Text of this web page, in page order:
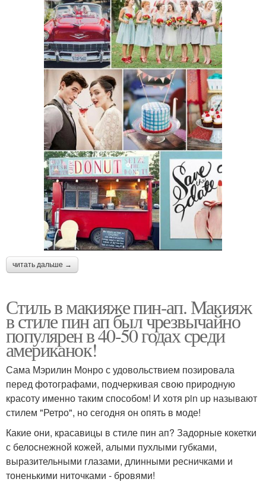
Прически с ленточкой Стиль на фото
читать дальше →
Стиль в макияже пин-ап. Макияж
в стиле пин ап был чрезвычайно
популярен в 40-50 годах среди
американок!
Сама Мэрилин Монро с удовольствием позировала
перед фотографами, подчеркивая свою природную
красоту именно таким способом! И хотя pin up называют
стилем "Ретро", но сегодня он опять в моде!
Какие они, красавицы в стиле пин ап? Задорные кокетки
с белоснежной кожей, алыми пухлыми губками,
выразительными глазами, длинными ресничками и
тоненькими ниточками - бровями!